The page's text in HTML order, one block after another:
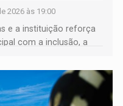
2026 às 19:00
e a instituição reforça
com a inclusão, a